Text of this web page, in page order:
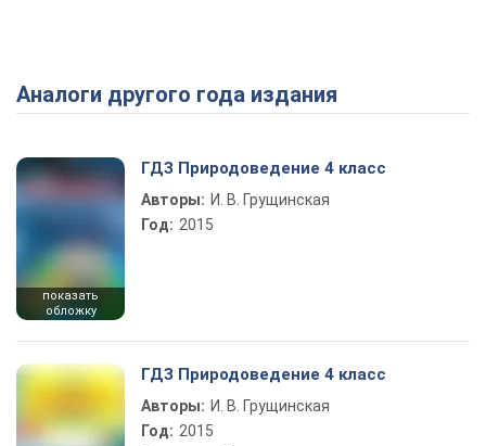
Play Video
Аналоги другого года издания
показать
обложку
ГДЗ Природоведение 4 класс
Авторы: И. В. Грущинская
Год: 2015
ГДЗ Природоведение 4 класс
Авторы: И. В. Грущинская
Год: 2015